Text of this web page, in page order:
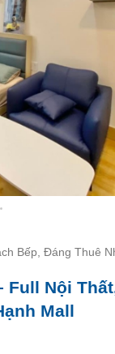
Bếp, Đáng Thuê
Full Nội
Mall